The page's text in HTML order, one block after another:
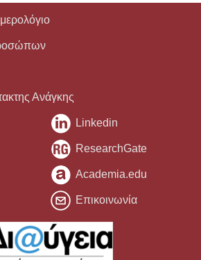
Ανάγκης
Linkedin
ResearchGate
Academia.edu
Επικοινωνία